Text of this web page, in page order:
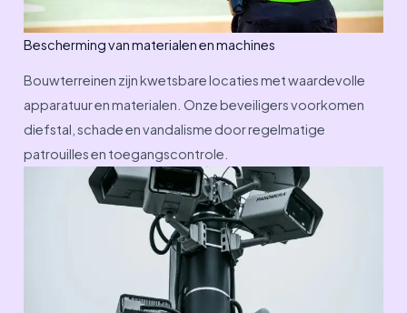
Bescherming van materialen en machines
Bouwterreinen zijn kwetsbare locaties met waardevolle
apparatuur en materialen. Onze beveiligers voorkomen
diefstal, schade en vandalisme door regelmatige
patrouilles en toegangscontrole.